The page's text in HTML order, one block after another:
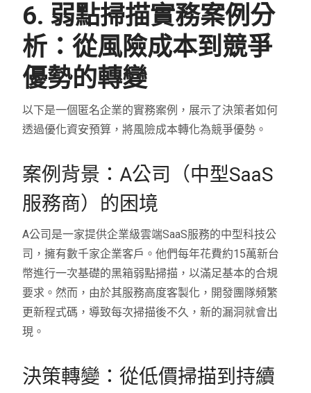
6. 弱點掃描實務案例分
析：從風險成本到競爭
優勢的轉變
以下是一個匿名企業的實務案例，展示了決策者如何
透過優化資安預算，將風險成本轉化為競爭優勢。
案例背景：A公司（中型SaaS
服務商）的困境
A公司是一家提供企業級雲端SaaS服務的中型科技公
司，擁有數千家企業客戶。他們每年花費約15萬新台
幣進行一次基礎的黑箱弱點掃描，以滿足基本的合規
要求。然而，由於其服務高度客製化，開發團隊頻繁
更新程式碼，導致每次掃描後不久，新的漏洞就會出
現。
決策轉變：從低價掃描到持續